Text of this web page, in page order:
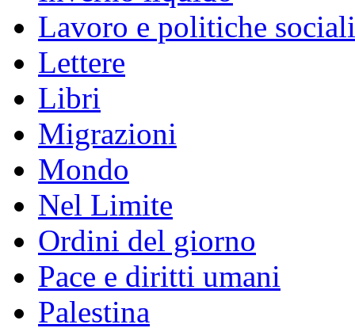
Lavoro e politiche sociali
Lettere
Libri
Migrazioni
Mondo
Nel Limite
Ordini del giorno
Pace e diritti umani
Palestina